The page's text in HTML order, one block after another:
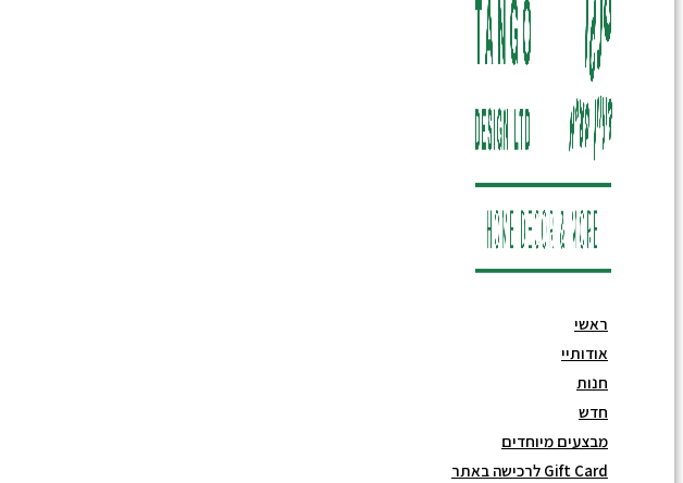
ראשי
אודותיי
חנות
חדש
מבצעים מיוחדים
Gift Card לרכישה באתר